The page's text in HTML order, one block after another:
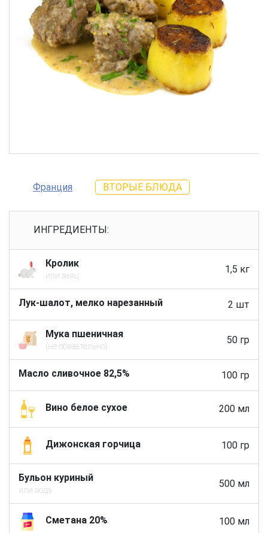
Франция ВТОРЫЕ БЛЮДА
ИНГРЕДИЕНТЫ:
Кролик
или заяц
1,5 кг
Лук-шалот, мелко нарезанный 2 шт
Мука пшеничная
(не обязательно)
50 гр
Масло сливочное 82,5% 100 гр
Вино белое сухое 200 мл
Дижонская горчица 100 гр
Бульон куриный
или вода
500 мл
Сметана 20% 100 мл